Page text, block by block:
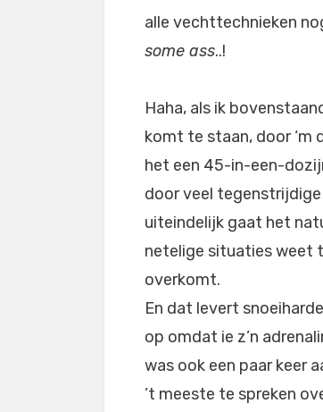
alle vechttechnieken
some ass..!
Haha, als ik
komt te staan, door ‘m
het een 45-in-een-
door veel
uiteindelijk gaat het
netelige situaties weet
overkomt.
En dat levert
op omdat ie z’n
was ook een paar keer
’t meeste te spreken